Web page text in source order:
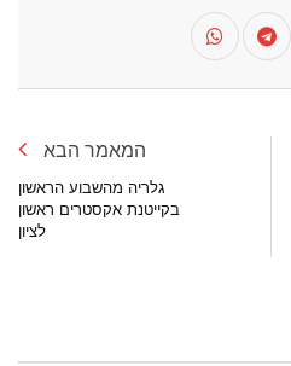
המאמר הבא
גלריה מהשבוע הראשון
בקייטנת אקסטרים ראשון
לציון